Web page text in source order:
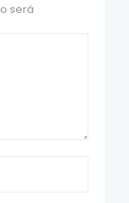
será